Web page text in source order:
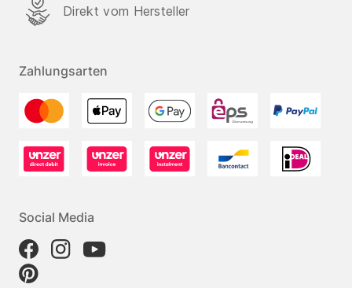
Direkt vom Hersteller
Zahlungsarten
Social Media